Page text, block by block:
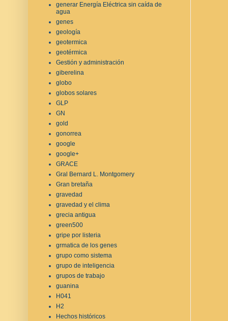
generar Energía Eléctrica sin caída de
agua
genes
geología
geotermica
geotérmica
Gestión y administración
giberelina
globo
globos solares
GLP
GN
gold
gonorrea
google
google+
GRACE
Gral Bernard L. Montgomery
Gran bretaña
gravedad
gravedad y el clima
grecia antigua
green500
gripe por listeria
grmatica de los genes
grupo como sistema
grupo de inteligencia
grupos de trabajo
guanina
H041
H2
Hechos históricos